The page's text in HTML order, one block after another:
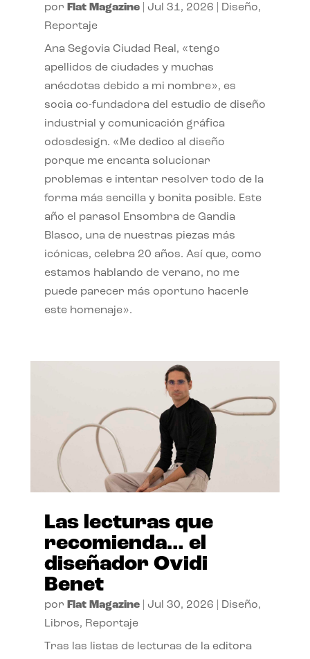
por Flat Magazine| Jul 31, 2026 Diseño,
Reportaje
Ana Segovia Ciudad Real, «tengo
apellidos de ciudades y muchas
anécdotas debido a mi nombre», es
socia co-fundadora del estudio de diseño
industrial y comunicación gráfica
odosdesign. «Me dedico al diseño
porque me encanta solucionar
problemas e intentar resolver todo de la
forma más sencilla y bonita posible. Este
año el parasol Ensombra de Gandia
Blasco, una de nuestras piezas más
icónicas, celebra 20 años. Así que, como
estamos hablando de verano, no me
puede parecer más oportuno hacerle
este homenaje».
Las lecturas que
recomienda… el
diseñador Ovidi
Benet
por Flat Magazine| Jul 30, 2026 Diseño,
Libros, Reportaje
Tras las listas de lecturas de la editora